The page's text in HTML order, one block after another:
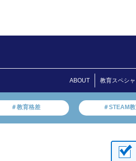
ABOUT 教育スペシャ
＃教育格差 ＃STEAM